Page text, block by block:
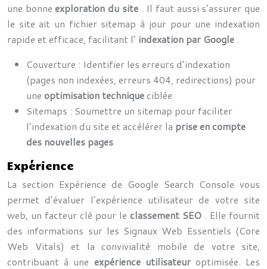
une bonneexploration du site . Il faut aussi s’assurer que
le site ait un fichier sitemap à jour pour une indexation
rapide et efficace, facilitant l’ indexation par Google .
Couverture : Identifier les erreurs d’indexation
(pages non indexées, erreurs 404, redirections) pour
une optimisation technique ciblée
Sitemaps : Soumettre un sitemap pour faciliter
l’indexation du site et accélérer la prise en compte
des nouvelles pages
Expérience
La section Expérience de Google Search Console vous
permet d’évaluer l’expérience utilisateur de votre site
web, un facteur clé pour le classement SEO . Elle fournit
des informations sur les Signaux Web Essentiels (Core
Web Vitals) et la convivialité mobile de votre site,
contribuant à une expérience utilisateur optimisée. Les